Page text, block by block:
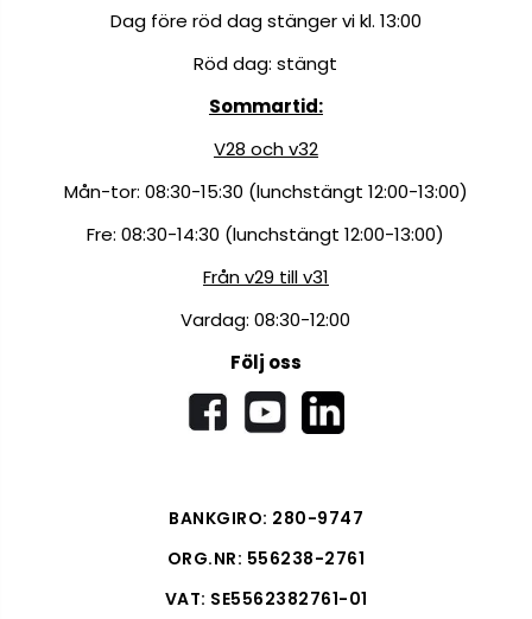
Dag före röd dag stänger vi kl. 13:00
Röd dag: stängt
Sommartid:
V28 och v32
Mån-tor: 08:30-15:30 (lunchstängt 12:00-13:00)
Fre: 08:30-14:30 (lunchstängt 12:00-13:00)
Från v29 till v31
Vardag: 08:30-12:00
Följ oss
BANKGIRO: 280-9747
ORG.NR: 556238-2761
VAT: SE5562382761-01